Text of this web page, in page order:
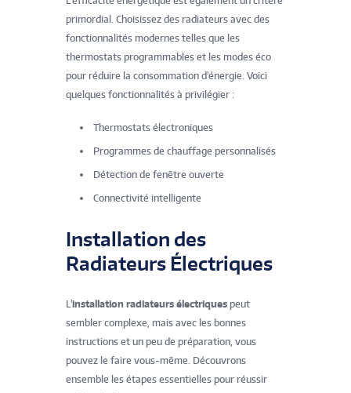
primordial. Choisissez des radiateurs avec des
fonctionnalités modernes telles que les
thermostats programmables et les modes éco
pour réduire la consommation d'énergie. Voici
quelques fonctionnalités à privilégier :
Thermostats électroniques
Programmes de chauffage personnalisés
Détection de fenêtre ouverte
Connectivité intelligente
Installation des
Radiateurs Électriques
L'installation radiateurs électriques peut
sembler complexe, mais avec les bonnes
instructions et un peu de préparation, vous
pouvez le faire vous-même. Découvrons
ensemble les étapes essentielles pour réussir